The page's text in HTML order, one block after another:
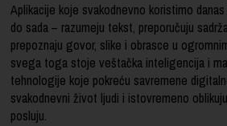
Aplikacije koje svakodnevno koristimo
do sada – razumeju tekst, preporučuju
prepoznaju govor, slike i obrasce u
svega toga stoje veštačka inteligencija i
tehnologije koje pokreću savremene
svakodnevni život ljudi i istovremeno
posluju.